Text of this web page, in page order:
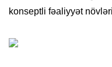
konseptli fəaliyyət